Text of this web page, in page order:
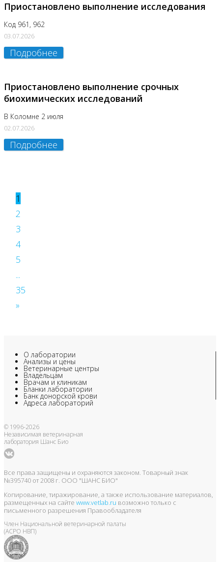
Приостановлено выполнение исследования
Код 961, 962
03.07.2026
Подробнее
Приостановлено выполнение срочных
биохимических исследований
В Коломне 2 июля
02.07.2026
Подробнее
1
2
3
4
5
...
35
»
О лаборатории
Анализы и цены
Ветеринарные центры
Владельцам
Врачам и клиникам
Бланки лаборатории
Банк донорской крови
Адреса лабораторий
© 1996-2026
Независимая ветеринарная
лаборатория Шанс Био
Все права защищены и охраняются законом. Товарный знак
№395740 от 2008 г. ООО "ШАНС БИО"
Копирование, тиражирование, а также использование материалов,
размещенных на сайте www.vetlab.ru возможно только с
письменного разрешения Правообладателя
Член Национальной ветеринарной палаты
(АСРО НВП)